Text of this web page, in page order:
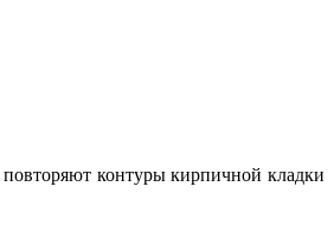
контуры кирпичной кладки